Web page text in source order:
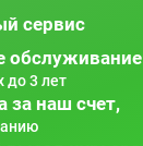
сервис
обслуживание
до 3 лет
за наш счет,